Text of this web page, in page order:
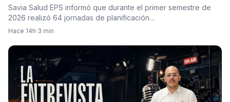
Savia Salud EPS informó que durante el primer semestre de
2026 realizó 64 jornadas de planificación…
Hace 14h·3 min